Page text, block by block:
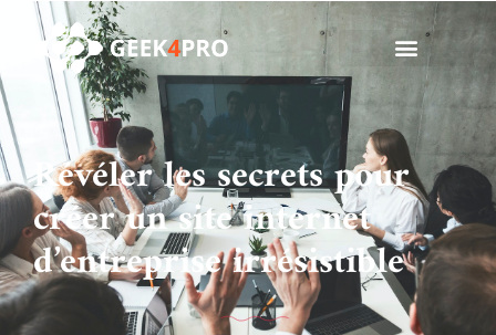
Révéler les secrets pour
créer un site internet
d’entreprise irrésistible